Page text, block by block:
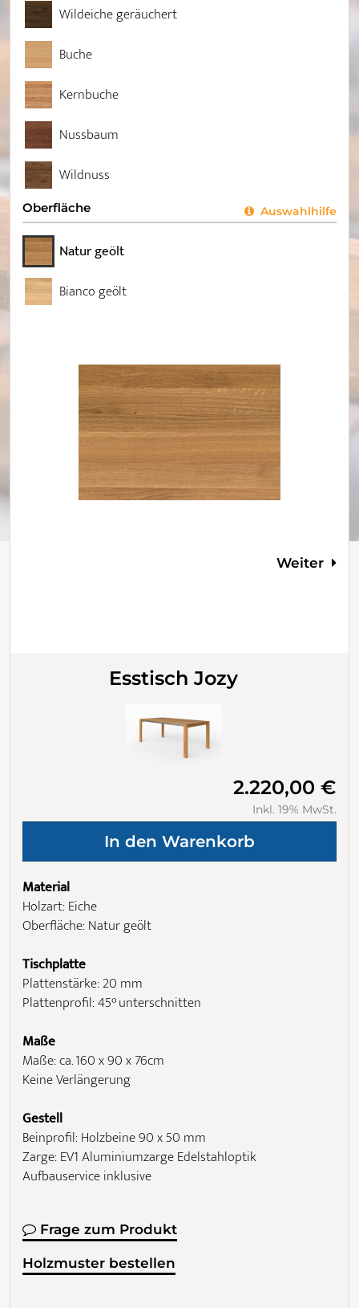
Wildeiche geräuchert
Buche
Kernbuche
Nussbaum
Wildnuss
Oberfläche Auswahlhilfe
Natur geölt
Bianco geölt
Weiter
Esstisch Jozy
2.220,00 €
Inkl. 19% MwSt.
Material
Holzart: Eiche
Oberfläche: Natur geölt
Tischplatte
Plattenstärke: 20 mm
Plattenprofil: 45° unterschnitten
Maße
Maße: ca. 160 x 90 x 76cm
Keine Verlängerung
Gestell
Beinprofil: Holzbeine 90 x 50 mm
Zarge: EV1 Aluminiumzarge Edelstahloptik
Aufbauservice inklusive
Frage zum Produkt
Holzmuster bestellen